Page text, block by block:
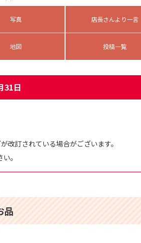
写真 店長さんより一言
地図 投稿一覧
31日
改訂されている場合がございます。
。
品